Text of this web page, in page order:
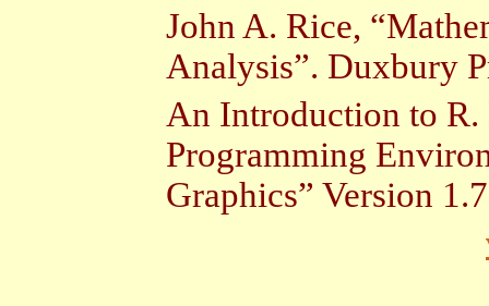
John A. Rice,
Analysis”. Duxbury
An Introduction to R.
Programming
Graphics” Version